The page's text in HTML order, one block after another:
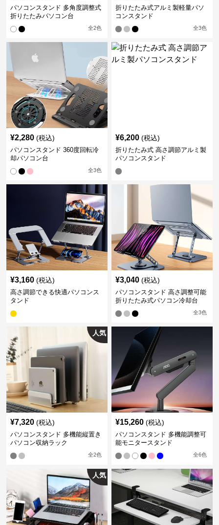
パソコンスタンド 多角度調整式
折りたたみパソコン台
全2色
折りたたみ式アルミ製軽量パソ
コンスタンド
全3色
¥2,280 (税込)
パソコンスタンド 360度回転冷
却パソコン台
全3色
¥6,200 (税込)
折りたたみ式 高さ調節アルミ製
パソコンスタンド
¥3,160 (税込)
高さ調節できる快適パソコンス
タンド
¥3,040 (税込)
パソコンスタンド 高さ調整可能
折りたたみ式パソコン冷却台
全3色
人気
¥7,320 (税込)
パソコンスタンド 多機能縦置き
パソコン収納ラック
全2色
¥15,260 (税込)
パソコンスタンド 多機能調整可
能モニタースタンド
全6色
人気